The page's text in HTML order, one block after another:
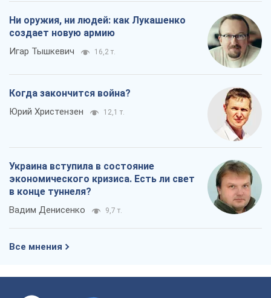
Ни оружия, ни людей: как Лукашенко
создает новую армию
Игар Тышкевич 16,2 т.
Когда закончится война?
Юрий Христензен 12,1 т.
Украина вступила в состояние
экономического кризиса. Есть ли свет
в конце туннеля?
Вадим Денисенко 9,7 т.
Все мнения